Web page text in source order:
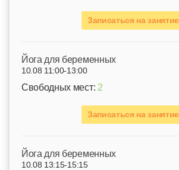
Записаться на занятие
Йога для беременных
10.08 11:00-13:00
Свободных мест: 2
Записаться на занятие
Йога для беременных
10.08 13:15-15:15